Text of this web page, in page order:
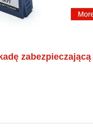
zabezpieczającą